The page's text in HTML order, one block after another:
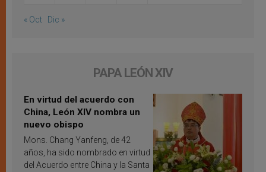
« Oct Dic »
PAPA LEÓN XIV
En virtud del acuerdo con
China, León XIV nombra un
nuevo obispo
Mons. Chang Yanfeng, de 42
años, ha sido nombrado en virtud
del Acuerdo entre China y la Santa